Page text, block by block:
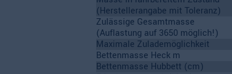
(Herstellerangabe mit Toleranz)
Zulässige Gesamtmasse
(Auflastung auf 3650 möglich!)
Maximale Zulademöglichkeit
Bettenmasse Heck m
Bettenmasse Hubbett (cm)